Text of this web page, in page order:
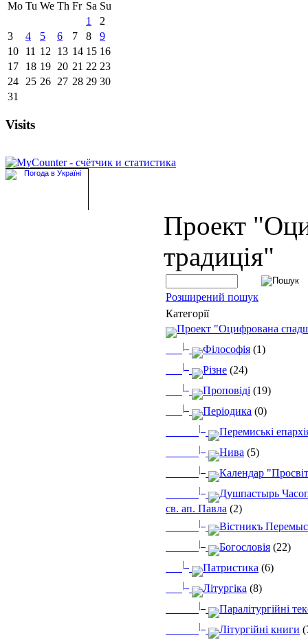
Mo Tu We Th Fr Sa Su
1
2
3
4 5 6 7 8
9
10
11 12 13 14 15 16
17
18 19 20 21 22 23
24
25 26 27 28 29 30
31
Visits
Проект
традиція"
Розширений пошук
Категорії
Проект "Оцифрована
|_ Філософія (1)
|_ Різне (24)
|_ Проповіді (19)
|_ Періодика (0)
|_ Перемиські
|_ Нива (5)
|_ Календар
|_
Душпастырь
св. ап. Павла (2)
|_ Вістникъ
|_ Богословія (22)
|_ Патристика (6)
|_ Літургіка (8)
|_ Паралітургійні
|_ Літургійні книги